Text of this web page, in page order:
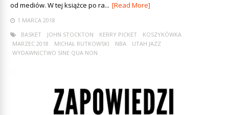
od mediów. W tej książce po ra... [Read More]
1 MARCA 2018
BASKET
JOHN STOCKTON KERRY PICKET
KOSZYKÓWKA
MARZEC 2018
MICHAŁ RUTKOWSKI NBA
UTAH JAZZ
WYDAWNICTWO SINE QUA NON